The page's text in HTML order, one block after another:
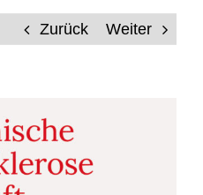
Zurück Weiter